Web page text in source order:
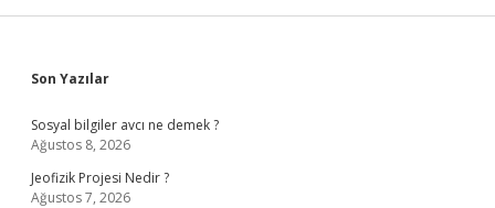
Sidebar
Son Yazılar
Sosyal bilgiler avcı ne demek ?
Ağustos 8, 2026
Jeofizik Projesi Nedir ?
Ağustos 7, 2026